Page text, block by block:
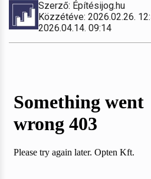
Szerző: Építésijog.hu
Közzétéve: 2026.02.26.
2026.04.14. 09:14